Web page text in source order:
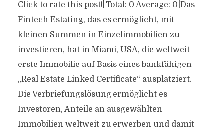
Click to rate this post![Total: 0 Average: 0]Das
Fintech Estating, das es ermöglicht, mit
kleinen Summen in Einzelimmobilien zu
investieren, hat in Miami, USA, die weltweit
erste Immobilie auf Basis eines bankfähigen
„Real Estate Linked Certificate“ ausplatziert.
Die Verbriefungslösung ermöglicht es
Investoren, Anteile an ausgewählten
Immobilien weltweit zu erwerben und damit